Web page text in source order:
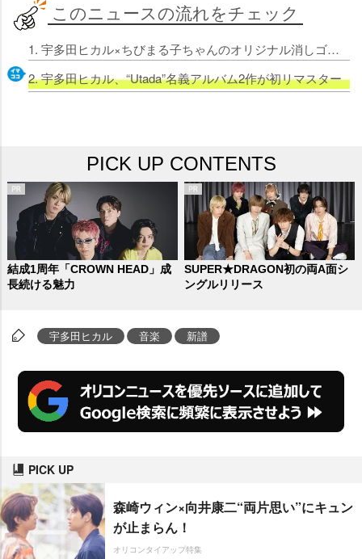
このニュースの流れをチェック
1. 宇多田ヒカル×ちびまる子ちゃんのオリジナル消しゴムが登場
2. 宇多田ヒカル、“Utada”名義アルバム2作が初リマスター
PICK UP CONTENTS
結成1周年「CROWN HEAD」成
長続ける魅力
SUPER★DRAGON初の両A面シ
ングルリリース
宇多田ヒカル 音楽 新譜
PICK UP
森崎ウィン×向井康二“両片思い”にキュン
が止まらん！
オリコンタイアップ特集